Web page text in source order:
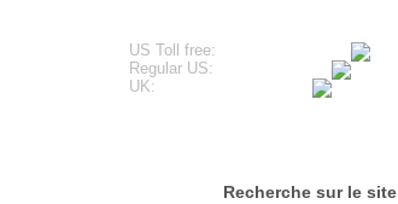
US Toll free:
Regular US:
UK:
Recherche sur le site